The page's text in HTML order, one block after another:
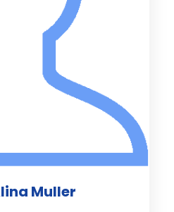
Muller